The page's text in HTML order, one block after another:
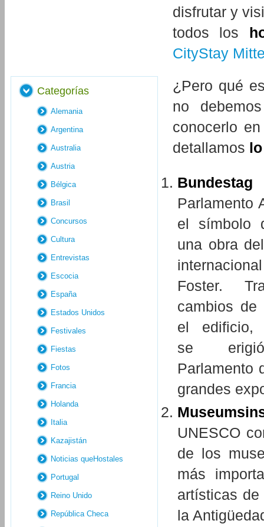
disfrutar y
todos los
CityStay
¿Pero qué
no
conocerlo
detallamos
Bundestag
Parlamento
el símbolo
una obra
Foster.
cambios de
el edificio,
se
Parlamento
grandes
UNESCO
de los
más
artísticas
la
Categorías
Alemania
Argentina
Australia
Austria
Bélgica
Brasil
Concursos
Cultura
Entrevistas
Escocia
España
Estados Unidos
Festivales
Fiestas
Fotos
Francia
Holanda
Italia
Kazajistán
Noticias queHostales
Portugal
Reino Unido
República Checa